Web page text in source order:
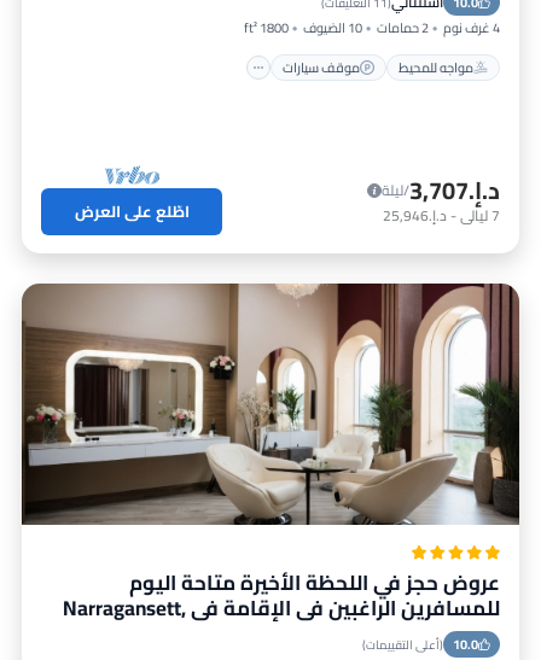
4 غرف نوم 2 حمامات 10 الضيوف
1800 ft²
مواجه للمحيط
موقف سيارات
د.إ.‏3,707
/ليلة
7ليالي- د.إ.‏25,946 اطّلع على العرض
عروض حجز في اللحظة الأخيرة متاحة اليوم
للمسافرين الراغبين في الإقامة في Narragansett,
Rhode Island
10.0 (أعلى التقييمات)